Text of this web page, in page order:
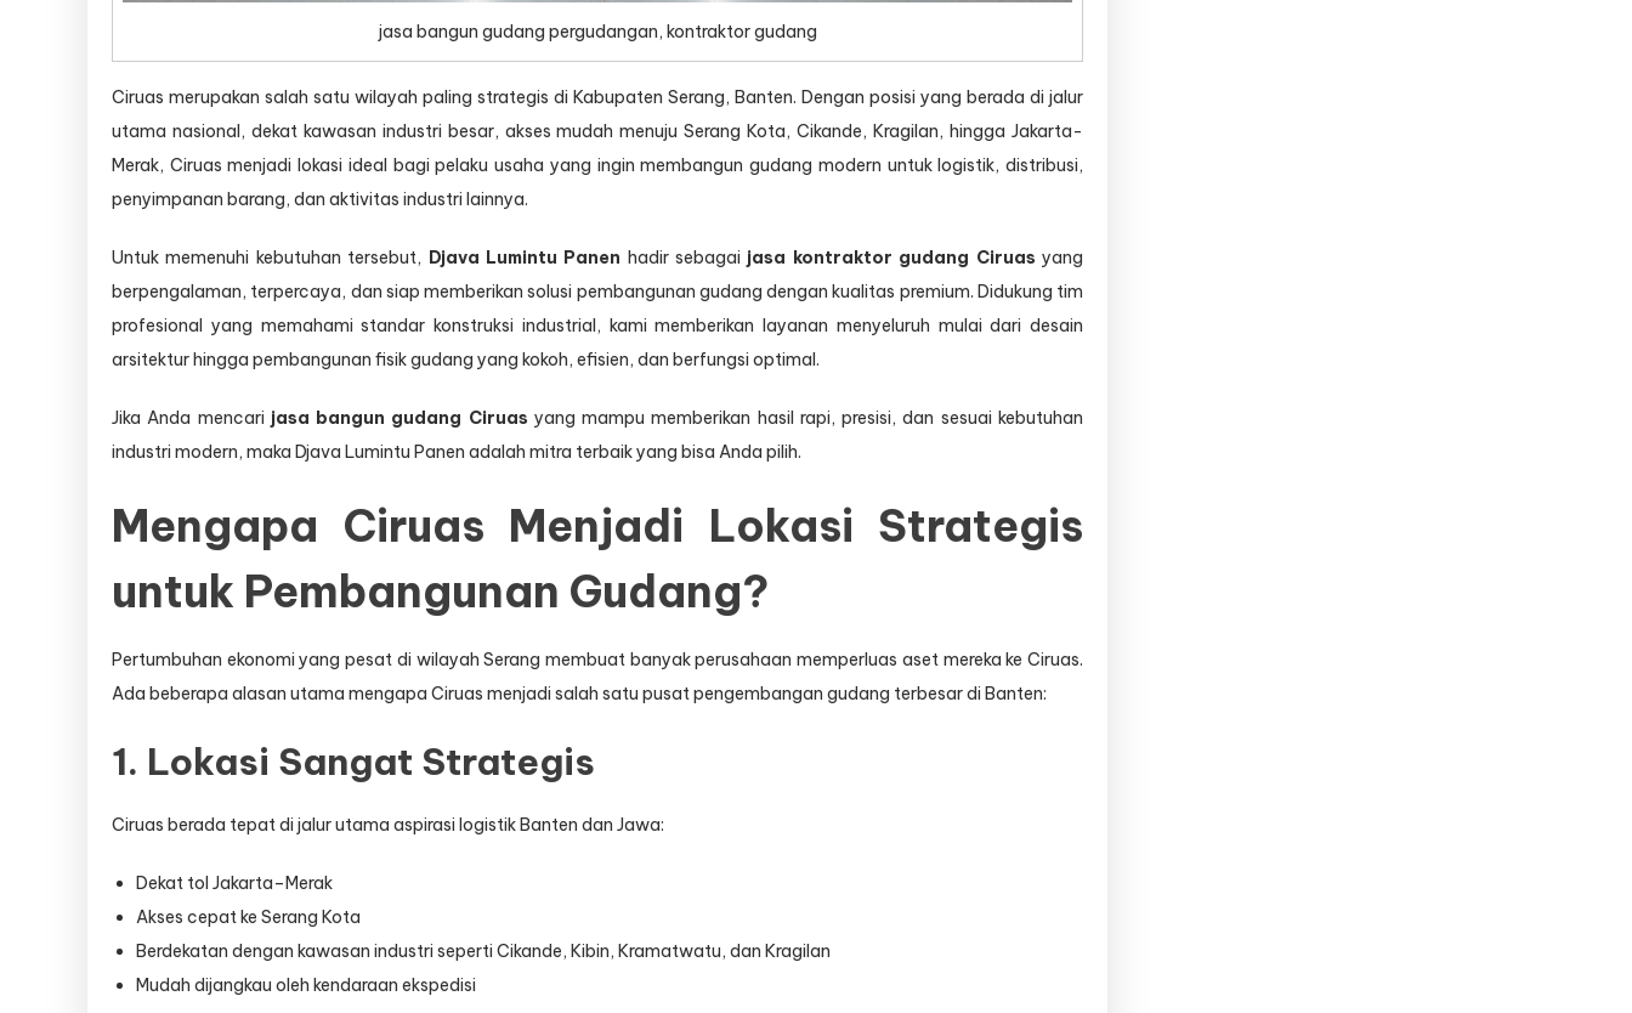
jasa bangun gudang pergudangan, kontraktor gudang
Ciruas merupakan salah satu wilayah paling strategis di Kabupaten Serang, Banten. Dengan posisi yang berada di jalur
utama nasional, dekat kawasan industri besar, akses mudah menuju Serang Kota, Cikande, Kragilan, hingga Jakarta-
Merak, Ciruas menjadi lokasi ideal bagi pelaku usaha yang ingin membangun gudang modern untuk logistik, distribusi,
penyimpanan barang, dan aktivitas industri lainnya.
Untuk memenuhi kebutuhan tersebut, Djava Lumintu Panen hadir sebagai jasa kontraktor gudang Ciruas yang
berpengalaman, terpercaya, dan siap memberikan solusi pembangunan gudang dengan kualitas premium. Didukung tim
profesional yang memahami standar konstruksi industrial, kami memberikan layanan menyeluruh mulai dari desain
arsitektur hingga pembangunan fisik gudang yang kokoh, efisien, dan berfungsi optimal.
Jika Anda mencari jasa bangun gudang Ciruas yang mampu memberikan hasil rapi, presisi, dan sesuai kebutuhan
industri modern, maka Djava Lumintu Panen adalah mitra terbaik yang bisa Anda pilih.
Mengapa Ciruas Menjadi Lokasi Strategis
untuk Pembangunan Gudang?
Pertumbuhan ekonomi yang pesat di wilayah Serang membuat banyak perusahaan memperluas aset mereka ke Ciruas.
Ada beberapa alasan utama mengapa Ciruas menjadi salah satu pusat pengembangan gudang terbesar di Banten:
1. Lokasi Sangat Strategis
Ciruas berada tepat di jalur utama aspirasi logistik Banten dan Jawa:
Dekat tol Jakarta–Merak
Akses cepat ke Serang Kota
Berdekatan dengan kawasan industri seperti Cikande, Kibin, Kramatwatu, dan Kragilan
Mudah dijangkau oleh kendaraan ekspedisi